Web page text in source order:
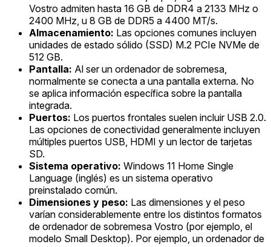
Vostro admiten hasta 16 GB de DDR4 a 2133 MHz o
2400 MHz, u 8 GB de DDR5 a 4400 MT/s.
Almacenamiento: Las opciones comunes incluyen
unidades de estado sólido (SSD) M.2 PCIe NVMe de
512 GB.
Pantalla: Al ser un ordenador de sobremesa,
normalmente se conecta a una pantalla externa. No
se aplica información específica sobre la pantalla
integrada.
Puertos: Los puertos frontales suelen incluir USB 2.0.
Las opciones de conectividad generalmente incluyen
múltiples puertos USB, HDMI y un lector de tarjetas
SD.
Sistema operativo: Windows 11 Home Single
Language (inglés) es un sistema operativo
preinstalado común.
Dimensiones y peso: Las dimensiones y el peso
varían considerablemente entre los distintos formatos
de ordenador de sobremesa Vostro (por ejemplo, el
modelo Small Desktop). Por ejemplo, un ordenador de